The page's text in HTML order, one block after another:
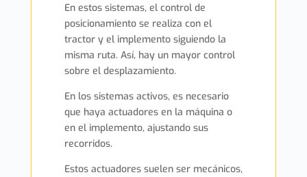
En estos sistemas, el control de
posicionamiento se realiza con el
tractor y el implemento siguiendo la
misma ruta. Así, hay un mayor control
sobre el desplazamiento.
En los sistemas activos, es necesario
que haya actuadores en la máquina o
en el implemento, ajustando sus
recorridos.
Estos actuadores suelen ser mecánicos,